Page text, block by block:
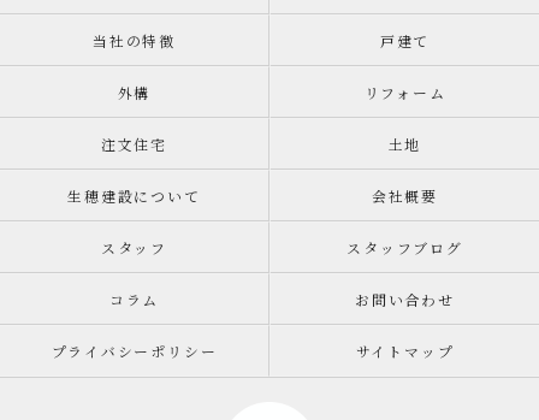
当社の特徴 戸建て
外構 リフォーム
注文住宅 土地
生穂建設について 会社概要
スタッフ スタッフブログ
コラム お問い合わせ
プライバシーポリシー サイトマップ